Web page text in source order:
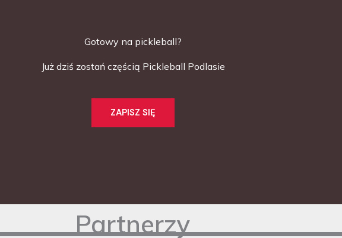
Gotowy na pickleball?
Już dziś zostań częścią Pickleball Podlasie
ZAPISZ SIĘ
Partnerzy